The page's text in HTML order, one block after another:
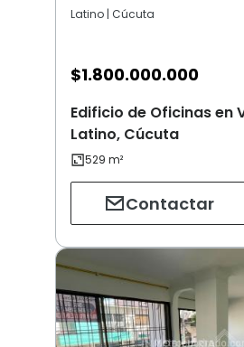
Latino | Cúcuta
$1.800.000.000
Edificio de Oficinas en
Latino, Cúcuta
Contactar